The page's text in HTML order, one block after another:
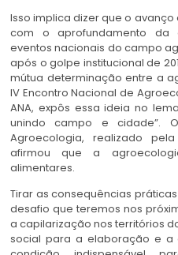
Isso implica dizer que o
com o aprofundamento da
eventos nacionais do campo
após o golpe institucional de
mútua determinação entre a
IV Encontro Nacional de
ANA, expôs essa ideia no
unindo campo e cidade”.
Agroecologia, realizado
afirmou que a
alimentares.
Tirar as consequências
desafio que teremos nos
a capilarização nos territórios
social para a elaboração e a